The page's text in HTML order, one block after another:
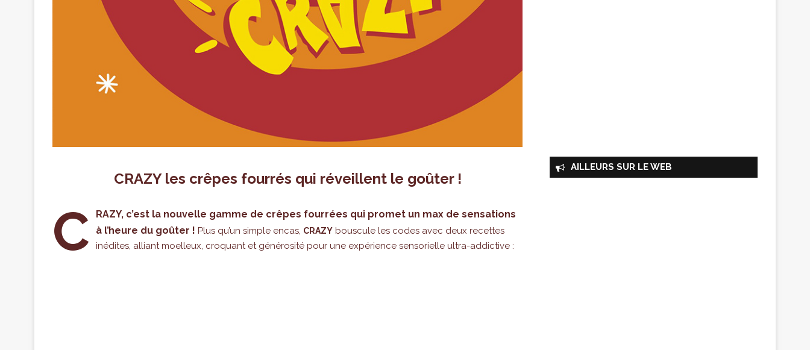
CRAZY les crêpes fourrés qui réveillent le goûter !
C
RAZY, c’est la nouvelle gamme de crêpes fourrées qui promet un max de sensations
à l’heure du goûter ! Plus qu’un simple encas, CRAZY bouscule les codes avec deux recettes
inédites, alliant moelleux, croquant et générosité pour une expérience sensorielle ultra-addictive :
AILLEURS SUR LE WEB